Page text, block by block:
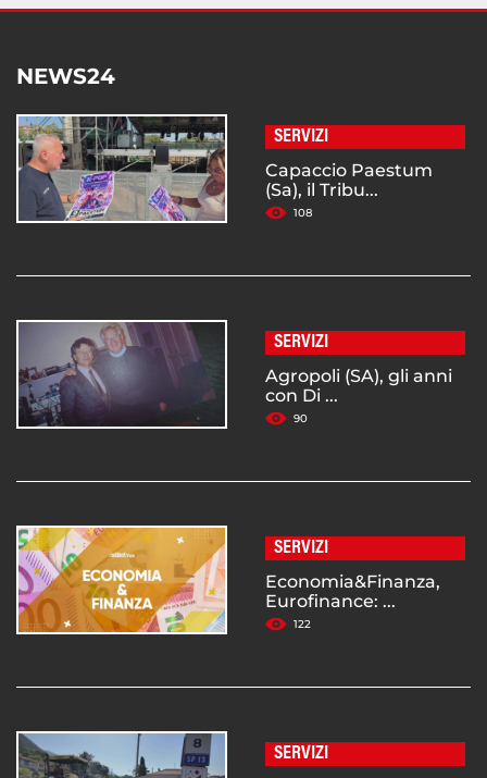
NEWS24
SERVIZI
Capaccio Paestum
(Sa), il Tribu...
108
SERVIZI
Agropoli (SA), gli anni
con Di ...
90
SERVIZI
Economia&Finanza,
Eurofinance: ...
122
SERVIZI